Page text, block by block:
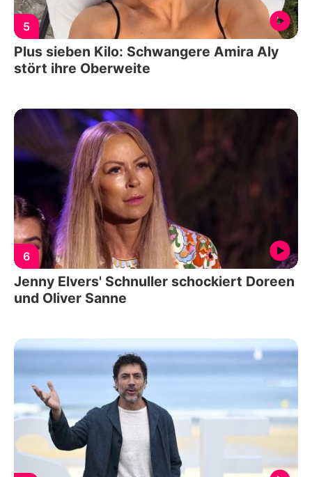
5
Plus sieben Kilo: Schwangere Amira Aly
stört ihre Oberweite
6
Jenny Elvers' Schnuller schockiert Doreen
und Oliver Sanne